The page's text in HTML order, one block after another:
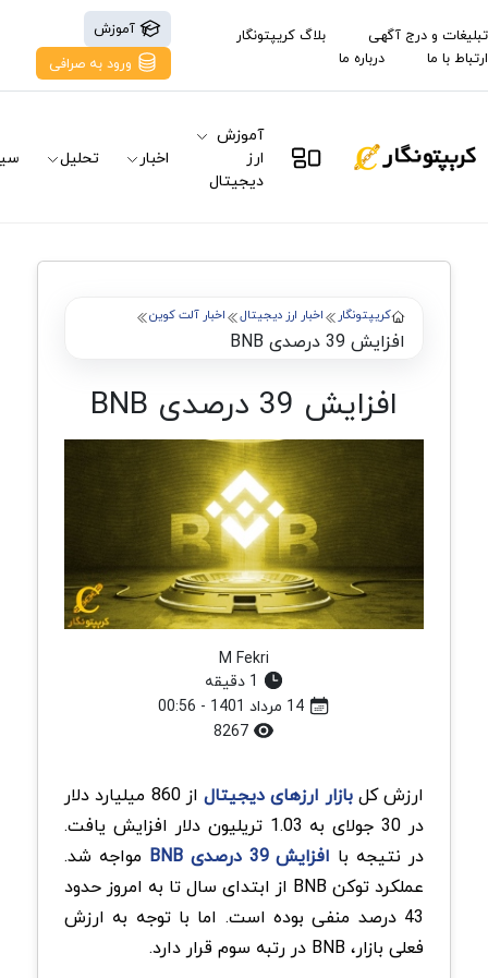
تبلیغات و درج آگهی
بلاگ کریپتونگار
ارتباط با ما
درباره ما
آموزش
ورود به صرافی
آموزش
ارز
دیجیتال
اخبار تحلیل
کریپتونگار اخبار ارز دیجیتال اخبار آلت کوین
افزایش 39 درصدی BNB
افزایش 39 درصدی BNB
M Fekri
ارزش کلبازار ارزهای دیجیتال
از 860 میلیارد دلار
در 30 جولای به 1.03 تریلیون دلار افزایش یافت.
در نتیجه با افزایش 39 درصدی BNB
مواجه شد.
عملکرد توکن BNB از ابتدای سال تا به امروز حدود
43 درصد منفی بوده است. اما با توجه به ارزش
فعلی بازار، BNB در رتبه سوم قرار دارد.